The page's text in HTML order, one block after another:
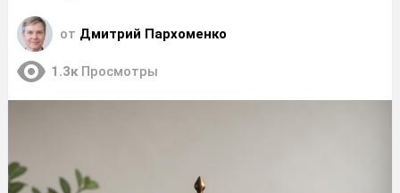
от Дмитрий Пархоменко
1.3к Просмотры